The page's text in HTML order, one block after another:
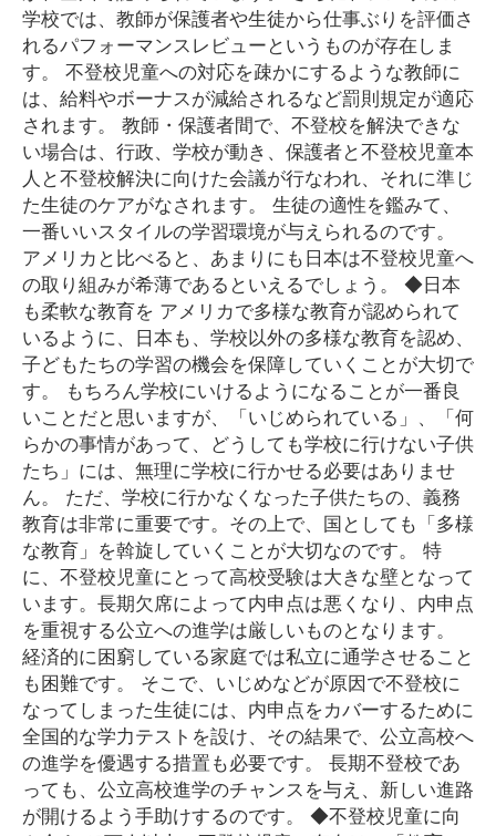
学校では、教師が保護者や生徒から仕事ぶりを評価さ
れるパフォーマンスレビューというものが存在しま
す。 不登校児童への対応を疎かにするような教師に
は、給料やボーナスが減給されるなど罰則規定が適応
されます。 教師・保護者間で、不登校を解決できな
い場合は、行政、学校が動き、保護者と不登校児童本
人と不登校解決に向けた会議が行なわれ、それに準じ
た生徒のケアがなされます。 生徒の適性を鑑みて、
一番いいスタイルの学習環境が与えられるのです。
アメリカと比べると、あまりにも日本は不登校児童へ
の取り組みが希薄であるといえるでしょう。 ◆日本
も柔軟な教育を アメリカで多様な教育が認められて
いるように、日本も、学校以外の多様な教育を認め、
子どもたちの学習の機会を保障していくことが大切で
す。 もちろん学校にいけるようになることが一番良
いことだと思いますが、「いじめられている」、「何
らかの事情があって、どうしても学校に行けない子供
たち」には、無理に学校に行かせる必要はありませ
ん。 ただ、学校に行かなくなった子供たちの、義務
教育は非常に重要です。その上で、国としても「多様
な教育」を斡旋していくことが大切なのです。 特
に、不登校児童にとって高校受験は大きな壁となって
います。長期欠席によって内申点は悪くなり、内申点
を重視する公立への進学は厳しいものとなります。
経済的に困窮している家庭では私立に通学させること
も困難です。 そこで、いじめなどが原因で不登校に
なってしまった生徒には、内申点をカバーするために
全国的な学力テストを設け、その結果で、公立高校へ
の進学を優遇する措置も必要です。 長期不登校であ
っても、公立高校進学のチャンスを与え、新しい進路
が開けるよう手助けするのです。 ◆不登校児童に向